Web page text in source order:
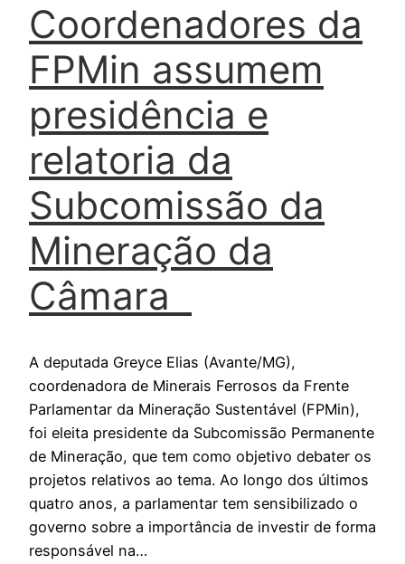
Coordenadores da
FPMin assumem
presidência e
relatoria da
Subcomissão da
Mineração da
Câmara
A deputada Greyce Elias (Avante/MG),
coordenadora de Minerais Ferrosos da Frente
Parlamentar da Mineração Sustentável (FPMin),
foi eleita presidente da Subcomissão Permanente
de Mineração, que tem como objetivo debater os
projetos relativos ao tema. Ao longo dos últimos
quatro anos, a parlamentar tem sensibilizado o
governo sobre a importância de investir de forma
responsável na…